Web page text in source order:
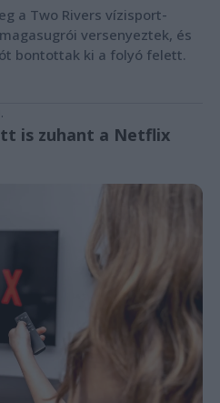
a Two Rivers vízisport-
versenyeztek, és
bontottak ki a folyó felett.
is zuhant a Netflix